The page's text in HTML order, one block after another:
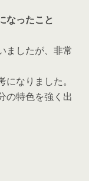
なったこと
したが、 非常
なりました。
の特色を強く出